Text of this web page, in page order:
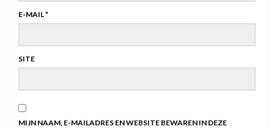
E-MAIL*
SITE
MIJN NAAM, E-MAILADRES EN WEBSITE BEWAREN IN DEZE